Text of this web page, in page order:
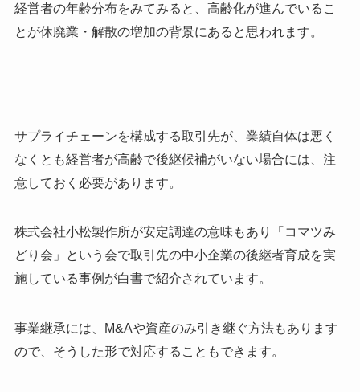
経営者の年齢分布をみてみると、高齢化が進んでいるこ
とが休廃業・解散の増加の背景にあると思われます。
サプライチェーンを構成する取引先が、業績自体は悪く
なくとも経営者が高齢で後継候補がいない場合には、注
意しておく必要があります。
株式会社小松製作所が安定調達の意味もあり「コマツみ
どり会」という会で取引先の中小企業の後継者育成を実
施している事例が白書で紹介されています。
事業継承には、M&Aや資産のみ引き継ぐ方法もあります
ので、そうした形で対応することもできます。